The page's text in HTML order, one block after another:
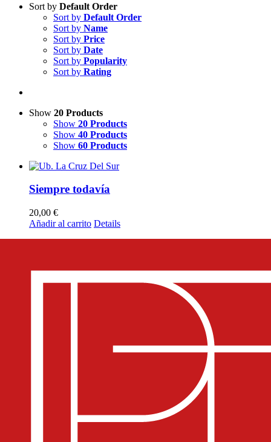
Sort by Default Order
Sort by Default Order
Sort by Name
Sort by Price
Sort by Date
Sort by Popularity
Sort by Rating
Show 20 Products
Show 20 Products
Show 40 Products
Show 60 Products
Siempre todavía
20,00 €
Añadir al carrito Details